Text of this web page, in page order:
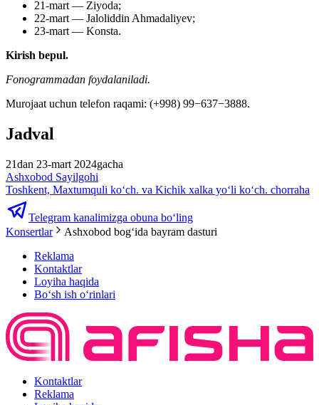
21-mart — Ziyoda;
22-mart — Jaloliddin Ahmadaliyev;
23-mart — Konsta.
Kirish bepul.
Fonogrammadan foydalaniladi.
Murojaat uchun telefon raqami: (+998) 99−637−3888.
Jadval
21dan 23-mart 2024gacha
Ashxobod Sayilgohi
Toshkent, Maxtumquli ko‘ch. va Kichik xalka yo‘li ko‘ch. chorraha
Telegram kanalimizga obuna bo‘ling
Konsertlar
Ashxobod bog‘ida bayram dasturi
Reklama
Kontaktlar
Loyiha haqida
Bo‘sh ish o‘rinlari
Kontaktlar
Reklama